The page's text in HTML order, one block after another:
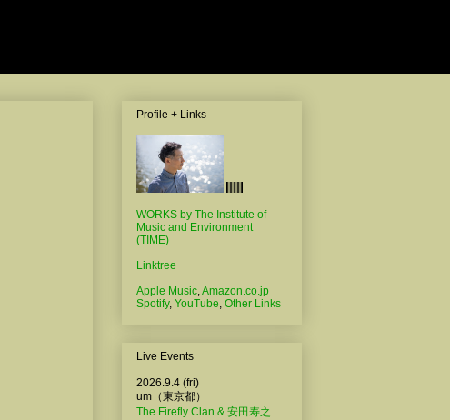
Profile + Links
WORKS by The Institute of
Music and Environment
(TIME)
Linktree
Apple Music,Amazon.co.jp
Spotify, YouTube, Other Links
Live Events
2026.9.4 (fri)
um（東京都）
The Firefly Clan & 安田寿之